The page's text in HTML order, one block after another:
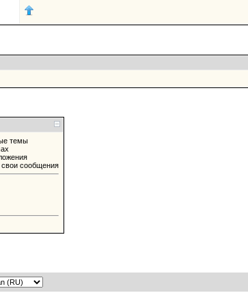
темы
свои сообщения